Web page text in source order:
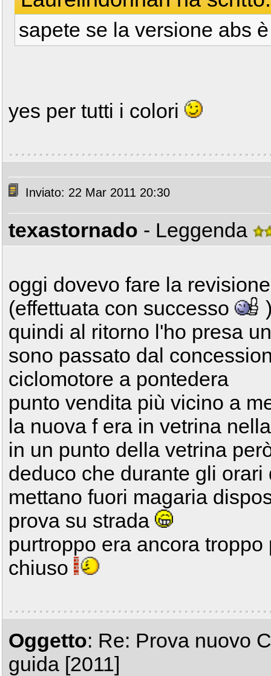
sapete se la versione abs
yes per tutti i colori
Inviato: 22 Mar 2011 20:30
texastornado - Leggenda
oggi dovevo fare la
(effettuata con successo
quindi al ritorno l'ho presa
sono passato dal
ciclomotore a pontedera
punto vendita più vicino a
la nuova f era in vetrina
in un punto della vetrina
deduco che durante gli
mettano fuori magaria
prova su strada
purtroppo era ancora
chiuso
Oggetto: Re: Prova nuovo
guida [2011]